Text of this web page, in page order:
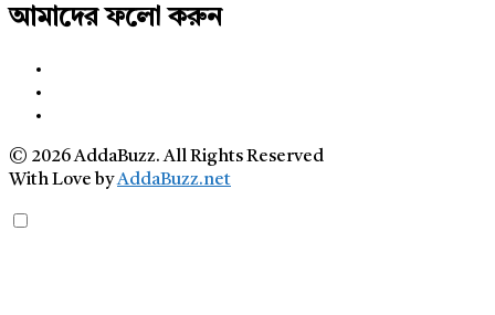
আমাদের ফলো করুন
© 2026 AddaBuzz. All Rights Reserved
With Love byAddaBuzz.net